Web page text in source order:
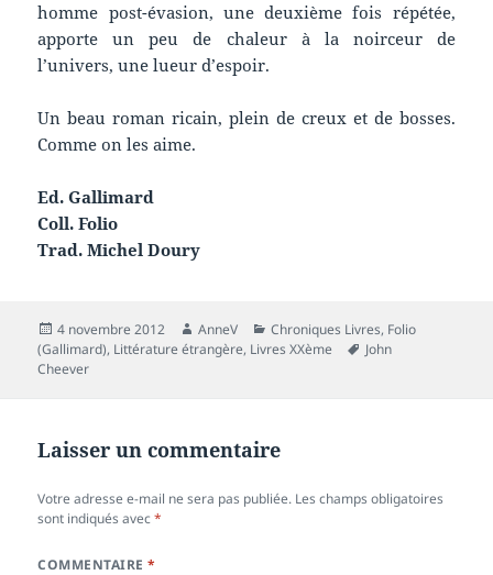
homme post-évasion, une deuxième fois répétée,
apporte un peu de chaleur à la noirceur de
l’univers, une lueur d’espoir.
Un beau roman ricain, plein de creux et de bosses.
Comme on les aime.
Ed. Gallimard
Coll. Folio
Trad. Michel Doury
Publié
le
4 novembre 2012 Auteur
AnneV Catégories
Chroniques Livres, Folio
(Gallimard), Littérature étrangère, Livres XXème
Mots-
John
Cheever
Laisser un commentaire
Votre adresse e-mail ne sera pas publiée. Les champs obligatoires
sont indiqués avec*
COMMENTAIRE*